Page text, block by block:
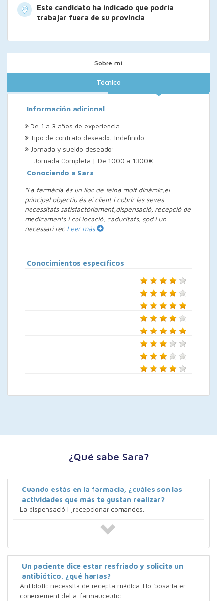
Este candidato ha indicado que podría
trabajar fuera de su provincia
Sobre mí
Técnico
Información adicional
De 1 a 3 años de experiencia
Tipo de contrato deseado: Indefinido
Jornada y sueldo deseado:
Jornada Completa | De 1000 a 1300€
Conociendo a Sara
“La farmàcia és un lloc de feina molt dinàmic,el
principal objectiu és el client i cobrir les seves
necessitats satisfactòriament,dispensació, recepció de
medicaments i col.locació, caducitats, spd i un
necessari rec Leer más
Conocimientos específicos
¿Qué sabe Sara?
Cuando estás en la farmacia, ¿cuáles son las
actividades que más te gustan realizar?
La dispensació i ,recepcionar comandes.
Un paciente dice estar resfriado y solicita un
antibiótico, ¿qué harías?
Antibiotic necessita de recepta médica. Ho `posaria en
coneixement del al farmauceutic.